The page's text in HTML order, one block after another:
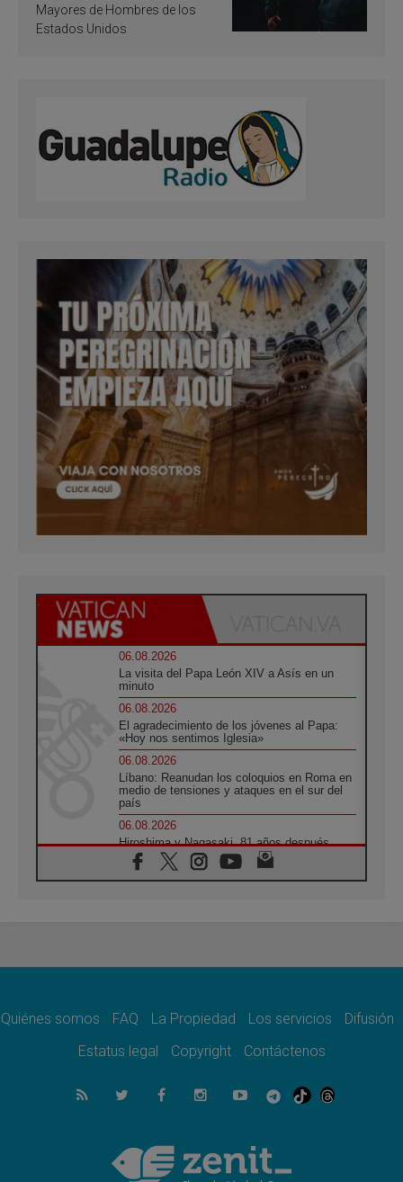
Mayores de Hombres de los
Estados Unidos
06.08.2026
La visita del Papa León XIV a Asís en un
minuto
06.08.2026
El agradecimiento de los jóvenes al Papa:
«Hoy nos sentimos Iglesia»
06.08.2026
Líbano: Reanudan los coloquios en Roma en
medio de tensiones y ataques en el sur del
país
06.08.2026
Hiroshima y Nagasaki, 81 años después.
Comienzan "Diez Días Oración por la Paz"
06.08.2026
derriba los muros que separan
La Iglesia en Ceuta: caridad y esperanza
06.08.2026
La visita del Papa a Perú será un tiempo de
Cardenal Rossi: "La llegada del Papa León a
Argentina es un homenaje a Francisco"
Quiénes somos FAQ La Propiedad Los servicios
Difusión
Estatus legal
Copyright Contáctenos